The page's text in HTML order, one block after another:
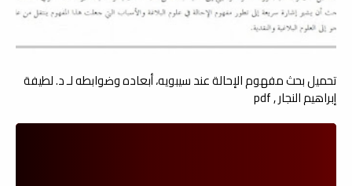
تحميل بحث مفهوم الإحالة عند سيبويه، أبعاده وضوابطه لـ د. لطيفة
إبراهيم النجار , pdf